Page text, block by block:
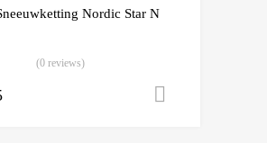
Nordic Star N
(0 reviews)